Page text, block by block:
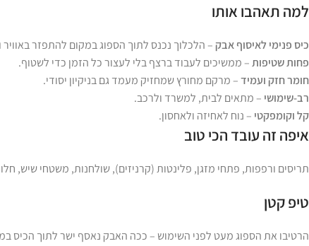
למה תאהבו אותו
כיס פנימי לאיסוף אבק– הלכלוך נכנס לתוך הספוג במקום להתפזר
פחות שטיפות– ממשיכים לעבוד ברצף בלי לעצור כל הזמן כדי לשטוף.
חומר חזק ועמיד– מרקם מחורץ שמחזיק מעמד גם בניקיון יסודי.
רב-שימושי – מתאים לבית, למשרד ולרכב.
קל וקומפקטי – נוח לאחיזה ולאחסון.
איפה זה עובד הכי טוב
תריסים ורפפות, פתחי מזגן, פלינטות (קרניזים), שולחנות, משטחי שיש,
טיפ קטן
הרטיבו את הספוג מעט לפני השימוש – ככה האבק נאסף ישר לתוך הכיס